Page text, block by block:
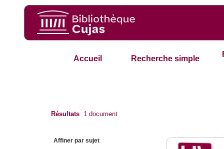
Accueil Recherche simple
Résultats 1 document
Affiner par sujet